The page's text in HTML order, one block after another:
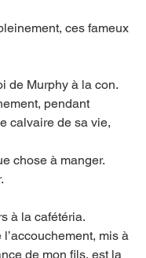
ces fameux
de Murphy à la con.
pendant
calvaire de sa vie,
chose à manger.
à la cafétéria.
mis à
de mon fils, est la